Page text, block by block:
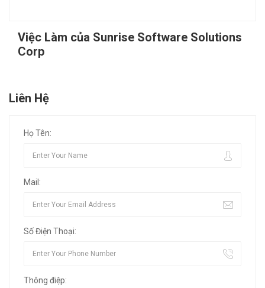
Việc Làm của Sunrise Software Solutions
Corp
Liên Hệ
Họ Tên:
Mail:
Số Điện Thoại:
Thông điệp: